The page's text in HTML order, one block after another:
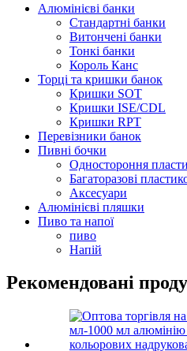
Алюмінієві банки
Стандартні банки
Витончені банки
Тонкі банки
Король Канс
Торці та кришки банок
Кришки SOT
Кришки ISE/CDL
Кришки RPT
Перевізники банок
Пивні бочки
Одностороння
Багаторазові
Аксесуари
Алюмінієві пляшки
Пиво та напої
пиво
Напій
Рекомендовані